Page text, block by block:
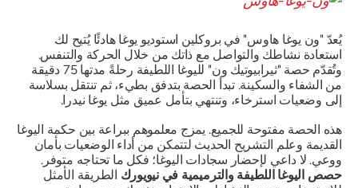
يُعدّ "ون يوغا هاوس" في بروكلين استوديو يوغا هادئًا يُتيح لك
استعادة نشاطك والتواصل مع ذاتك من خلال الحركة والتنفس.
وتُقدّم حصة "ثيرابيوتيك ون" لليوغا اللطيفة رحلةً مدتها 75 دقيقة
من الشفاء والسكينة. تبدأ الحصة بتدفق بطيء، ثم تنتقل بسلاسة
إلى وضعيات استرخاء، وتنتهي بتأمل عميق مثل يوغا نيدرا.
هذه الحصة مفتوحة للجميع. يمزج معلموهم ببراعة بين حكمة اليوغا
القديمة وعلم التشريح الحديث لتتمكن من أداء الوضعيات بأمان
ووعي. لا داعي لإحضار سجادات اليوغا؛ فكل ما تحتاجه متوفر.
حصص اليوغا اللطيفة والترميمية في نيويوركالطريقة الأمثل